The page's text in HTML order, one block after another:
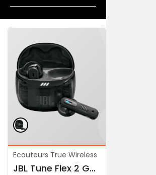
Ecouteurs True Wireless
JBL Tune Flex 2 Ghost Edition